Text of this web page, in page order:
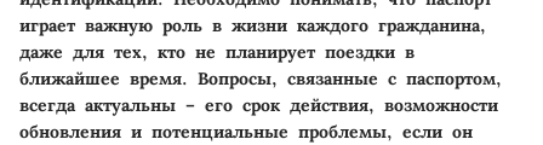
играет важную роль в жизни каждого гражданина,
даже для тех, кто не планирует поездки в
ближайшее время. Вопросы, связанные с паспортом,
всегда актуальны – его срок действия, возможности
обновления и потенциальные проблемы, если он